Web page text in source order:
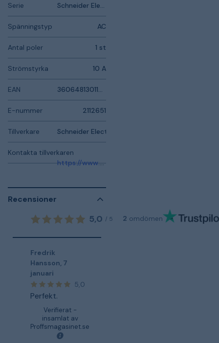
Serie
Spänningstyp AC
Antal poler 1 st
Strömstyrka 10 A
EAN
E-nummer 2112651
Tillverkare Schneider Electric
Kontakta tillverkaren
Recensioner
5,0 / 5 2 omdömen
Fredrik
Hansson 7
januari
5,0
Perfekt.
Verifierat -
insamlat av
Proffsmagasinet.se